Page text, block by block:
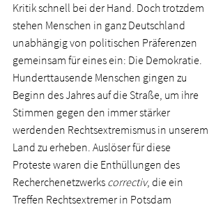
Kritik schnell bei der Hand. Doch trotzdem
stehen Menschen in ganz Deutschland
unabhängig von politischen Präferenzen
gemeinsam für eines ein: Die Demokratie.
Hunderttausende Menschen gingen zu
Beginn des Jahres auf die Straße, um ihre
Stimmen gegen den immer stärker
werdenden Rechtsextremismus in unserem
Land zu erheben. Auslöser für diese
Proteste waren die Enthüllungen des
Recherchenetzwerks correctiv, die ein
Treffen Rechtsextremer in Potsdam